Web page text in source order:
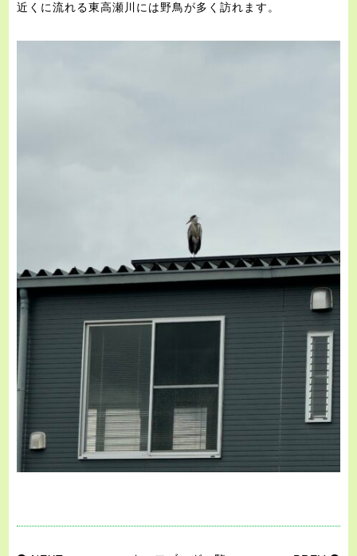
近くに流れる東高瀬川には野鳥が多く訪れます。